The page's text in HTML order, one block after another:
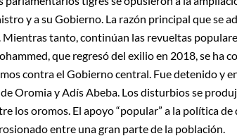
y a su Gobierno. La razón principal que se
tanto, continúan las revueltas
que regresó del exilio en 2018, se ha
contra el Gobierno central. Fue detenido y
Oromia y Adís Abeba. Los disturbios se
los oromos. El apoyo “popular” a la política
entre una gran parte de la población.